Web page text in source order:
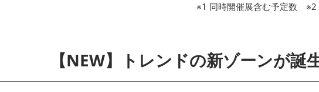
※1 同時開催展含む予定数
【NEW】トレンドの新ゾーンが誕